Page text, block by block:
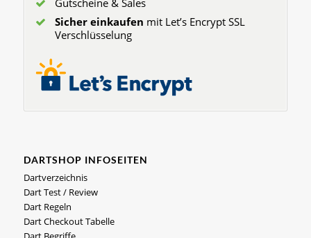
Sicher einkaufen mit Let’s Encrypt SSL
Verschlüsselung
DARTSHOP INFOSEITEN
Dartverzeichnis
Dart Test / Review
Dart Regeln
Dart Checkout Tabelle